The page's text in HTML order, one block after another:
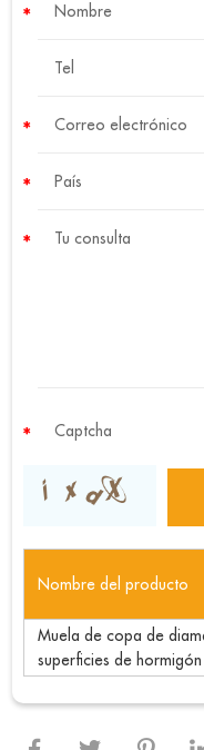
Nombre del producto
Muela de copa de
superficies de hormigón